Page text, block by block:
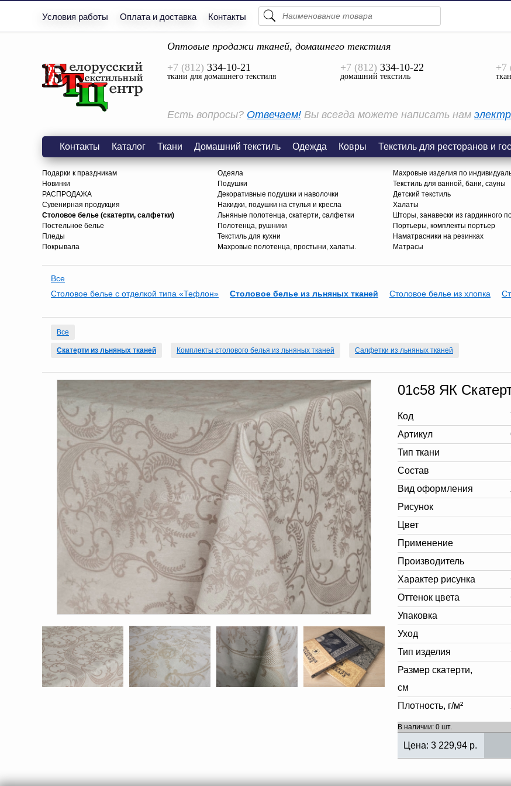
Условия работы Оплата и доставка Контакты
Просмотреть Все
Оптовые продажи тканей, домашнего текстиля
+7 (812) 334-10-21
ткани для домашнего текстиля
+7 (812) 334-10-22
домашний текстиль
+7
Есть вопросы? Отвечаем! Вы всегда можете написать нам
Контакты Каталог Ткани Домашний текстиль Одежда Ковры Текстиль для ресторанов и
Подарки к праздникам
Новинки
РАСПРОДАЖА
Сувенирная продукция
Столовое белье (скатерти, салфетки)
Постельное белье
Пледы
Покрывала
Одеяла
Подушки
Декоративные подушки и наволочки
Накидки, подушки на стулья и кресла
Льняные полотенца, скатерти, салфетки
Полотенца, рушники
Текстиль для кухни
Махровые полотенца, простыни, халаты.
Махровые изделия по
Текстиль для ванной, бани, сауны
Детский текстиль
Халаты
Шторы, занавески из гардинного
Портьеры, комплекты портьер
Наматрасники на резинках
Матрасы
Все
Столовое белье с отделкой типа «Тефлон»
Столовое белье из льняных тканей Столовое белье из хлопка
Все
Скатерти из льняных тканей Комплекты столового белья из льняных тканей Салфетки из льняных тканей
01с58 ЯК
Код
Артикул
Тип ткани
Состав
Вид оформления
Рисунок
Цвет
Применение
Производитель
Характер рисунка
Оттенок цвета
Упаковка
Уход
Тип изделия
Размер скатерти,
см
Плотность, г/м²
В наличии: 0 шт.
Цена: 3 229,94 р.